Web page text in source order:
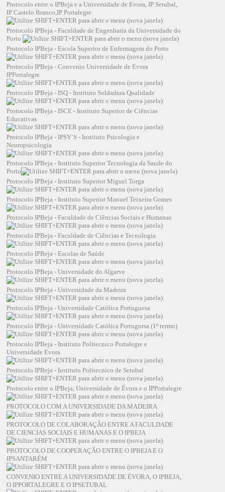
Protocolo entre o IPBeja e a Universidade de Evora, IP Setubal,
IP Castelo Branco,IP Portalegre
Protocolo IPBeja - Faculdade de Engenharia da Universidade do
Porto
Protocolo IPBeja - Escola Superior de Enfermagem do Porto
Protocolo IPBeja - Convenio Universidade de Evora
IPPortalegre
Protocolo IPBeja - ISQ - Instituto Soldadura Qualidade
Protocolo IPBeja - ISCE - Instituto Superior de Ciências
Educativas
Protocolo IPBeja - IPSY`S - Instituto Psicologia e
Neuropsicologia
Protocolo IPBeja - Instituto Superior Tecnologia da Saude do
Porto
Protocolo IPBeja - Instituto Superior Miguel Torga
Protocolo IPBeja - Instituto Superior Manuel Teixeira Gomes
Protocolo IPBeja - Faculdade de Ciências Sociais e Humanas
Protocolo IPBeja - Faculdade de Ciências e Tecnologia
Protocolo IPBeja - Escolas de Saúde
Protocolo IPBeja - Universidade do Algarve
Protocolo IPBeja - Universidade da Madeira
Protocolo IPBeja - Universidade Católica Portuguesa
Protocolo IPBeja - Universidade Católica Portugursa (1º termo)
Protocolo IPBeja - Instituto Politecnico Portalegre e
Universidade Evora
Protocolo IPBeja - Instituto Politecnico de Setubal
Protocolo entre o IPBeja, Universidade de Évora e o IPPortalegre
PROTOCOLO COM A UNIVERSIDADE DA MADEIRA
PROTOCOLO DE COLABORAÇÃO ENTRE A FACULDADE
DE CIENCIAS SOCIAIS E HUMANAS E O IPBEJA
PROTOCOLO DE COOPERAÇÃO ENTRE O IPBEJA E O
IPSANTARÉM
CONVENIO ENTRE A UNIVERSIDADE DE ÉVORA, O IPBEJA,
O IPPORTALEGRE E O IPSETUBAL